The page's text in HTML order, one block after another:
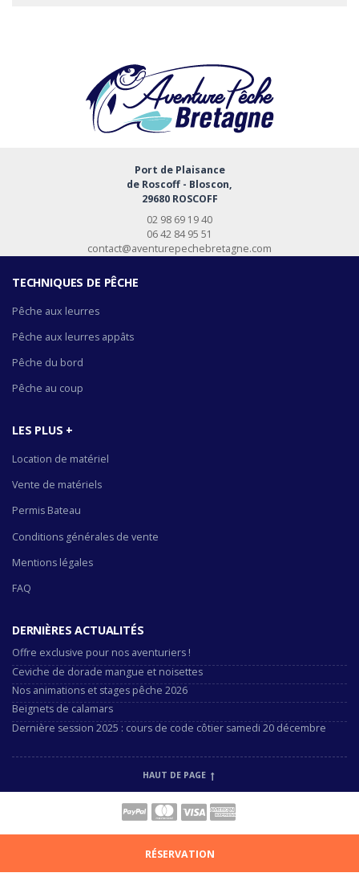
Port de Plaisance
de Roscoff - Bloscon,
29680 ROSCOFF
02 98 69 19 40
06 42 84 95 51
contact@aventurepechebretagne.com
TECHNIQUES DE PÊCHE
Pêche aux leurres
Pêche aux leurres appâts
Pêche du bord
Pêche au coup
LES PLUS +
Location de matériel
Vente de matériels
Permis Bateau
Conditions générales de vente
Mentions légales
FAQ
DERNIÈRES ACTUALITÉS
Offre exclusive pour nos aventuriers !
Ceviche de dorade mangue et noisettes
Nos animations et stages pêche 2026
Beignets de calamars
Dernière session 2025 : cours de code côtier samedi 20 décembre
HAUT DE PAGE
RÉSERVATION